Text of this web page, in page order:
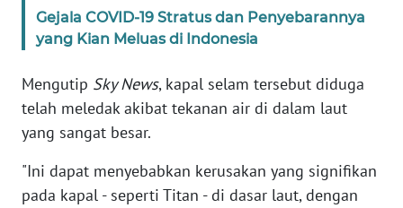
Gejala COVID-19 Stratus dan Penyebarannya
yang Kian Meluas di Indonesia
Mengutip Sky News, kapal selam tersebut diduga
telah meledak akibat tekanan air di dalam laut
yang sangat besar.
"Ini dapat menyebabkan kerusakan yang signifikan
pada kapal - seperti Titan - di dasar laut, dengan
DISCLAIMER
Wahana
News
Regional
WN
SUMUT